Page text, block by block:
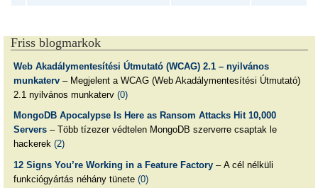
Friss blogmarkok
Web Akadálymentesítési Útmutató (WCAG) 2.1 – nyilvános
munkaterv– Megjelent a WCAG (Web Akadálymentesítési Útmutató)
2.1 nyilvános munkaterv (0)
MongoDB Apocalypse Is Here as Ransom Attacks Hit 10,000
Servers– Több tízezer védtelen MongoDB szerverre csaptak le
hackerek (2)
12 Signs You’re Working in a Feature Factory– A cél nélküli
funkciógyártás néhány tünete (0)